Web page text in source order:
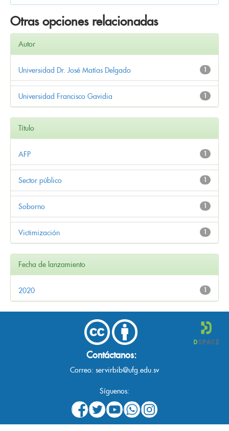
Otras opciones relacionadas
Autor
1
Universidad Dr. José Matías Delgado
1
Universidad Francisco Gavidia
Título
1
AFP
1
Sector público
1
Soborno
1
Victimización
Fecha de lanzamiento
1
2020
Contáctanos:
Correo: servirbib@ufg.edu.sv
Síguenos: